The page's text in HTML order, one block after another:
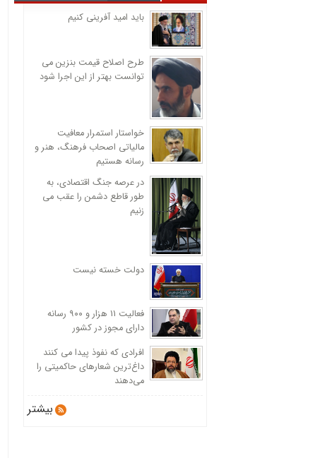
باید امید آفرینی کنیم
طرح اصلاح قیمت بنزین می
توانست بهتر از این اجرا شود
خواستار استمرار معافیت
مالیاتی اصحاب فرهنگ، هنر و
رسانه هستیم
در عرصه جنگ اقتصادی، به
طور قاطع دشمن را عقب می
زنیم
دولت خسته نیست
فعالیت 11 هزار و ۹۰۰ رسانه
دارای مجوز در کشور
افرادی که نفوذ پیدا می کنند
داغ‌ترین شعارهای حاکمیتی را
می‌دهند
بیشتر